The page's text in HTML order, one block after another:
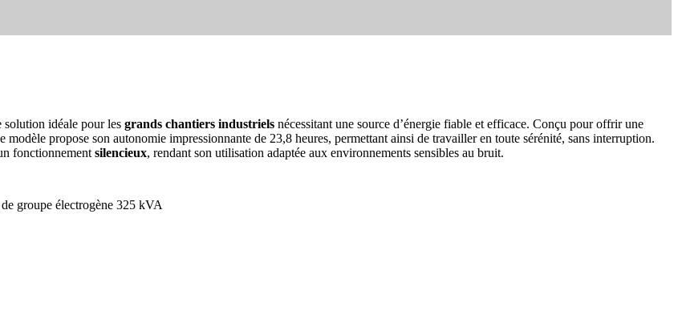
solution idéale pour les grands chantiers industriels nécessitant une source d’énergie fiable et efficace. Conçu pour offrir une
propose son autonomie impressionnante de 23,8 heures, permettant ainsi de travailler en toute sérénité, sans interruption.
fonctionnementsilencieux, rendant son utilisation adaptée aux environnements sensibles au bruit.
groupe électrogène 325 kVA